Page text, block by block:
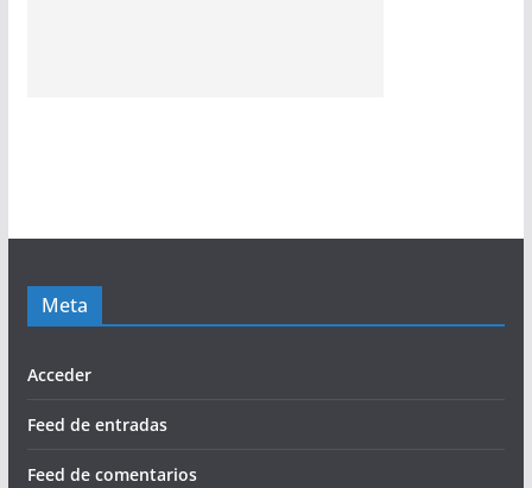
Meta
Acceder
Feed de entradas
Feed de comentarios